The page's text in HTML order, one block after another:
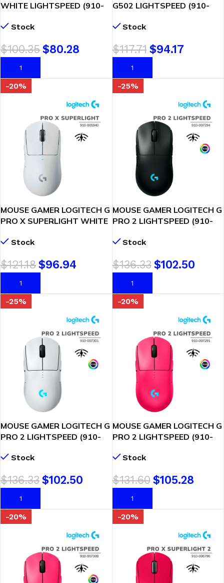
WHITE LIGHTSPEED (910-
SENSOR HERO 25K
Stock
$100.35$80.28
AÑADIR AL CARRITO
G502 LIGHTSPEED (910-
SENSOR HERO 25K DPI
Stock
$117.71 $94.17
AÑADIR AL CARRITO
-20%
MOUSE GAMER LOGITECH G
PRO X SUPERLIGHT WHITE
WIRELESS | HERO 25K DPI
Stock
$121.18$96.94
AÑADIR AL CARRITO
-25%
MOUSE GAMER LOGITECH G
PRO 2 LIGHTSPEED (910-
| HERO 2 – 44K DPI | LED-
Stock
$136.33 $102.50
AÑADIR AL CARRITO
-25%
MOUSE GAMER LOGITECH G
PRO 2 LIGHTSPEED (910-
WHITE| HERO 2 | LED-RGB
Stock
$136.33$102.50
AÑADIR AL CARRITO
-20%
MOUSE GAMER LOGITECH G
PRO 2 LIGHTSPEED (910-
MAGENTA | HERO 2 – 44K
Stock
$131.60 $105.28
AÑADIR AL CARRITO
-20% -20%